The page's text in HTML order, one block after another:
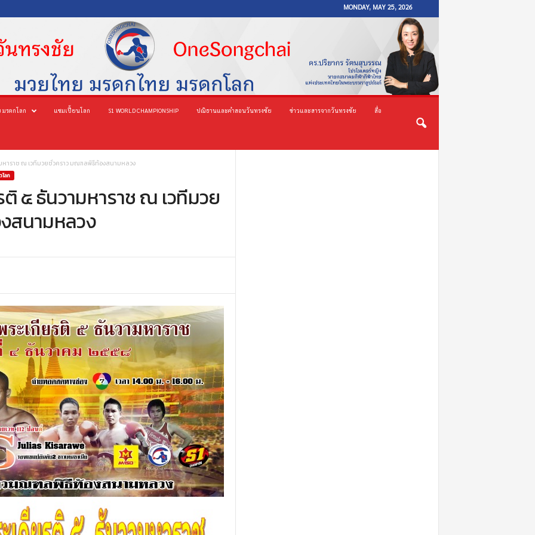
MONDAY, MAY 25, 2026
รดกโลก แชมเปี้ยนโลก S1 WORLD CHAMPIONSHIP ปณิธานและคำสอนวันทรงชัย ข่าวและสารจากวันทรงชัย สื่อ
หาราช ณ เวทีมวยชั่วคราว มณฑลพิธีท้องสนามหลวง
ลก
ติ ๕ ธันวามหาราช ณ เวทีมวย
สนามหลวง